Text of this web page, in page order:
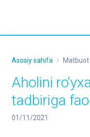
Asosiy sahifa
Aholini
tadbiriga
01/11/2021